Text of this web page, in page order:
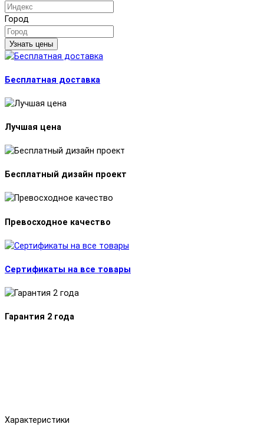
Город
Узнать цены
Бесплатная доставка
Лучшая цена
Бесплатный дизайн проект
Превосходное качество
Сертификаты на все товары
Гарантия 2 года
Характеристики